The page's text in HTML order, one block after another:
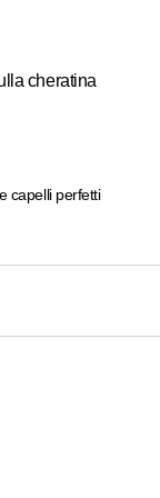
cheratina​
capelli perfetti